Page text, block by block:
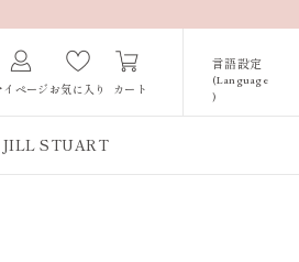
イページ お気に入り カート
言語設定
(Language
)
Japanese /
STUART